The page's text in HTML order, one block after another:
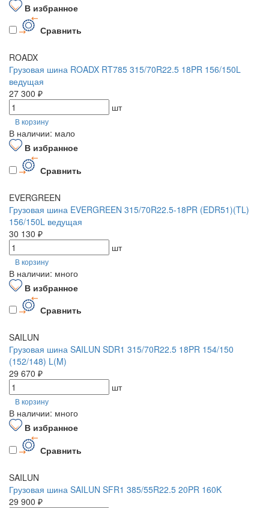
В избранное
Сравнить
ROADX
Грузовая шина ROADX RT785 315/70R22.5 18PR 156/150L
ведущая
27 300 ₽
шт
В корзину
В наличии: мало
В избранное
Сравнить
EVERGREEN
Грузовая шина EVERGREEN 315/70R22.5-18PR (EDR51)(TL)
156/150L ведущая
30 130 ₽
шт
В корзину
В наличии: много
В избранное
Сравнить
SAILUN
Грузовая шина SAILUN SDR1 315/70R22.5 18PR 154/150
(152/148) L(M)
29 670 ₽
шт
В корзину
В наличии: много
В избранное
Сравнить
SAILUN
Грузовая шина SAILUN SFR1 385/55R22.5 20PR 160K
29 900 ₽